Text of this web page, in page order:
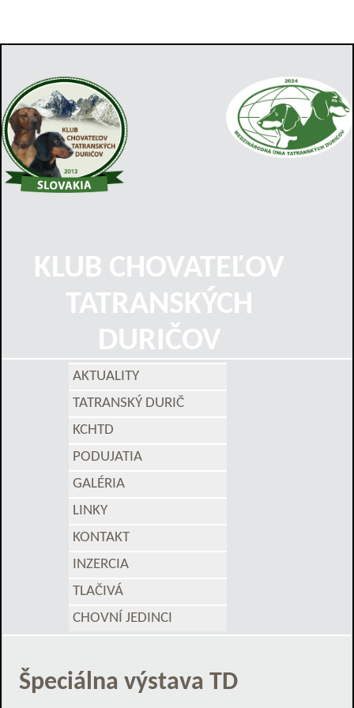
KLUB CHOVATEĽOV
TATRANSKÝCH
DURIČOV
AKTUALITY
TATRANSKÝ DURIČ
KCHTD
PODUJATIA
GALÉRIA
LINKY
KONTAKT
INZERCIA
TLAČIVÁ
CHOVNÍ JEDINCI
Špeciálna výstava TD